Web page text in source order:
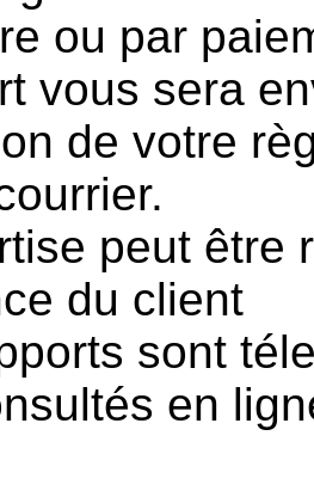
ou par
vous sera
de votre
peut être
du client
sont
en